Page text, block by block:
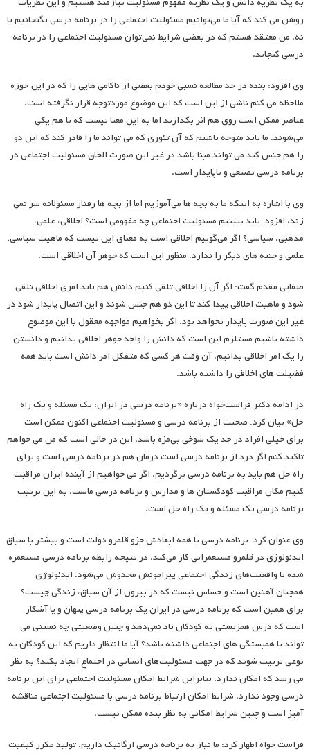
روشن می کند که آیا ما می‌توانیم مسئولیت اجتماعی را در برنامه درسی بگنجانیم یا
نه. من معتقد هستم که در بعضی شرایط نمی‌توان مسئولیت اجتماعی را در برنامه
درسی گنجاند.
وی افزود: بنده در حد مطالعه نسبی خودم بعضی از ناکامی هایی را که در این حوزه
ملاحظه می کنم ناشی از این است که این موضوع موردتوجه قرار نگرفته است.
عناصر ممکن است روی هم اثر بگذارند اما به این معنا نیست که با هم یکی
می‌شوند. ما باید متوجه باشیم که آن تئوری که می تواند ما را قادر کند که این دو
را هم جنس کند می تواند مبنا باشد در غیر این صورت الحاق مسئولیت اجتماعی در
برنامه درسی تصنعی و ناپایدار است.
وی با اشاره به اینکه ما به بچه ها می‌آموزیم اما از بچه ها رفتار مسئولانه سر نمی
زند، افزود: باید ببینیم مسئولیت اجتماعی چه مفهومی است؟ اخلاقی، علمی،
مذهبی، سیاسی؟ اگر می‌گوییم اخلاقی است به معنای این نیست که ماهیت سیاسی،
علمی و جنبه های دیگر را ندارد. منظور این است که جوهر آن اخلاقی است.
صفایی مقدم گفت: اگر آن را اخلاقی تلقی کنیم دانش هم باید امری اخلاقی تلقی
شود و ماهیت اخلاقی پیدا کند تا این دو هم جنس شوند و این اتصال پایدار شود در
غیر این صورت پایدار نخواهد بود. اگر بخواهیم مواجهه معقول با این موضوع
داشته باشیم مستلزم این است که دانش را واجد جوهر اخلاقی بدانیم و دانستن
را یک امر اخلاقی بدانیم. آن وقت هر کسی که متفکل امر دانش است باید همه
فضیلت های اخلاقی را داشته باشد.
در ادامه دکتر فراست‌خواه درباره «برنامه درسی در ایران: یک مسئله و یک راه
حل» بیان کرد: صحبت از برنامه درسی و مسئولیت اجتماعی اکنون ممکن است
برای خیلی افراد در حد یک شوخی بی‌مزه باشد. این در حالی است که من می خواهم
تاکید کنم اگر درد از برنامه درسی است درمان هم در برنامه درسی است و برای
راه حل هم باید به برنامه درسی برگردیم. اگر می خواهیم از آینده ایران مراقبت
کنیم مکان مراقبت کودکستان ها و مدارس و برنامه درسی ماست. به این ترتیب
برنامه درسی یک مسئله و یک راه حل است.
وی عنوان کرد: برنامه درسی با همه ابعادش جزو قلمرو دولت است و بیشتر با سیاق
ایدئولوژی در قلمرو مستعمراتی کار می‌کند. در نتیجه رابطه برنامه درسی مستعمره
شده با واقعیت‌های زندگی اجتماعی پیرامونش مخدوش می‌شود. ایدئولوژی
همچنان آهنین است و حساس نیست که در بیرون از آن سیاق، زندگی چیست؟
برای همین است که برنامه درسی در ایران یک برنامه درسی پنهان و یا آشکار
است که درس همزیستی به کودکان یاد نمی‌دهد و چنین وضعیتی چه نسبتی می
تواند با همبستگی های اجتماعی داشته باشد؟ آیا ما انتظار داریم که این کودکان به
نوعی تربیت شوند که در جهت مسئولیت‌های انسانی در اجتماع ایجاد بکند؟ به نظر
می رسد که امکان ندارد. بنابراین شرایط امکان مسئولیت اجتماعی برای این برنامه
درسی وجود ندارد. شرایط امکان ارتباط برنامه درسی با مسئولیت اجتماعی مناقشه
آمیز است و چنین شرایط امکانی به نظر بنده ممکن نیست.
فراست خواه اظهار کرد: ما نیاز به برنامه درسی ارگانیک داریم. تولید مکرر کیفیت